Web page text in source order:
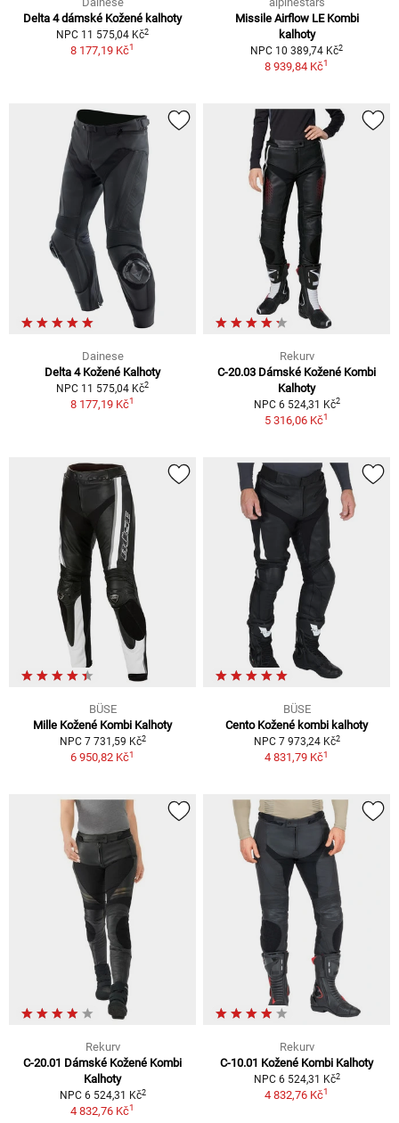
Delta 4 dámské Kožené kalhoty
NPC 11 575,04 Kč2
8 177,19 Kč1
Missile Airflow LE Kombi
kalhoty
NPC 10 389,74 Kč2
8 939,84 Kč1
Dainese
Delta 4 Kožené Kalhoty
NPC 11 575,04 Kč2
8 177,19 Kč1
Rekurv
C-20.03 Dámské Kožené Kombi
Kalhoty
NPC 6 524,31 Kč2
5 316,06 Kč1
BÜSE
Mille Kožené Kombi Kalhoty
NPC 7 731,59 Kč2
6 950,82 Kč1
BÜSE
Cento Kožené kombi kalhoty
NPC 7 973,24 Kč2
4 831,79 Kč1
Rekurv
C-20.01 Dámské Kožené Kombi
Kalhoty
NPC 6 524,31 Kč2
4 832,76 Kč1
Rekurv
C-10.01 Kožené Kombi Kalhoty
NPC 6 524,31 Kč2
4 832,76 Kč1